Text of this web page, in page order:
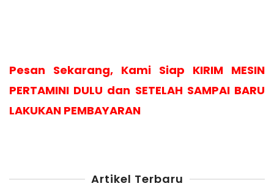
Pesan Sekarang, Kami Siap KIRIM MESIN
PERTAMINI DULU dan SETELAH SAMPAI BARU
LAKUKAN PEMBAYARAN
Artikel Terbaru